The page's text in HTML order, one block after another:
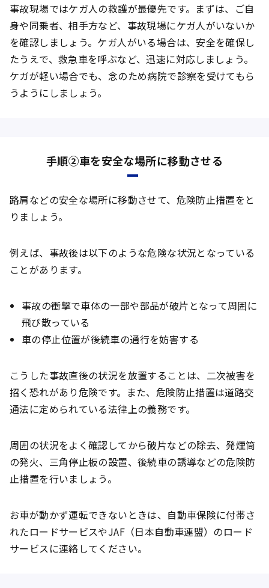
事故現場ではケガ人の救護が最優先です。まずは、ご自
身や同乗者、相手方など、事故現場にケガ人がいないか
を確認しましょう。ケガ人がいる場合は、安全を確保し
たうえで、救急車を呼ぶなど、迅速に対応しましょう。
ケガが軽い場合でも、念のため病院で診察を受けてもら
うようにしましょう。
手順②車を安全な場所に移動させる
路肩などの安全な場所に移動させて、危険防止措置をと
りましょう。
例えば、事故後は以下のような危険な状況となっている
ことがあります。
事故の衝撃で車体の一部や部品が破片となって周囲に
飛び散っている
車の停止位置が後続車の通行を妨害する
こうした事故直後の状況を放置することは、二次被害を
招く恐れがあり危険です。また、危険防止措置は道路交
通法に定められている法律上の義務です。
周囲の状況をよく確認してから破片などの除去、発煙筒
の発火、三角停止板の設置、後続車の誘導などの危険防
止措置を行いましょう。
お車が動かず運転できないときは、自動車保険に付帯さ
れたロードサービスやJAF（日本自動車連盟）のロード
サービスに連絡してください。